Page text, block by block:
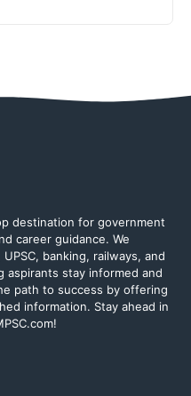
destination for government
career guidance. We
banking, railways, and
aspirants stay informed and
path to success by offering
information. Stay ahead in